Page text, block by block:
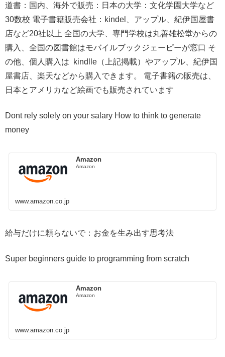
道書：国内、海外で販売：日本の大学：文化学園大学など
30数校 電子書籍販売会社：kindel、アップル、紀伊国屋書
店など20社以上 全国の大学、専門学校は丸善雄松堂からの
購入、全国の図書館はモバイルブックジェーピーが窓口 そ
の他、個人購入は kindlle（上記掲載）やアップル、紀伊国
屋書店、楽天などから購入できます。 電子書籍の販売は、
日本とアメリカなど絵画でも販売されています
Dont rely solely on your salary How to think to generate
money
Amazon
Amazon
www.amazon.co.jp
給与だけに頼らないで：お金を生み出す思考法
Super beginners guide to programming from scratch
Amazon
Amazon
www.amazon.co.jp